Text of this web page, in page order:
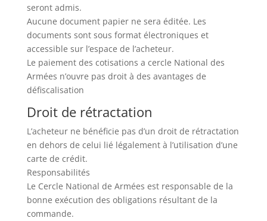
seront admis.
Aucune document papier ne sera éditée. Les
documents sont sous format électroniques et
accessible sur l’espace de l’acheteur.
Le paiement des cotisations a cercle National des
Armées n’ouvre pas droit à des avantages de
défiscalisation
Droit de rétractation
L’acheteur ne bénéficie pas d’un droit de rétractation
en dehors de celui lié légalement à l’utilisation d’une
carte de crédit.
Responsabilités
Le Cercle National de Armées est responsable de la
bonne exécution des obligations résultant de la
commande.